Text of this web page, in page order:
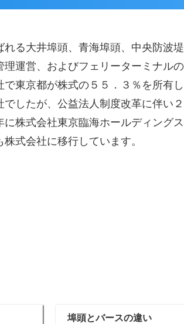
る大井埠頭、青海埠頭、中央防波
運営、およびフェリーターミナル
東京都が株式の５５．３％を所有
したが、公益法人制度改革に伴い
株式会社東京臨海ホールディング
式会社に移行しています。
埠頭とバースの違い